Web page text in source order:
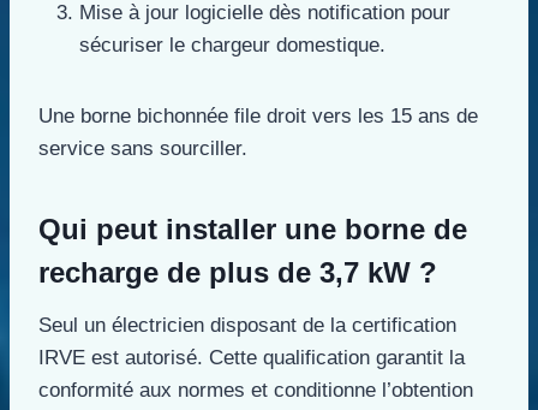
Mise à jour logicielle dès notification pour
sécuriser le chargeur domestique.
Une borne bichonnée file droit vers les 15 ans de
service sans sourciller.
Qui peut installer une borne de
recharge de plus de 3,7 kW ?
Seul un électricien disposant de la certification
IRVE est autorisé. Cette qualification garantit la
conformité aux normes et conditionne l’obtention